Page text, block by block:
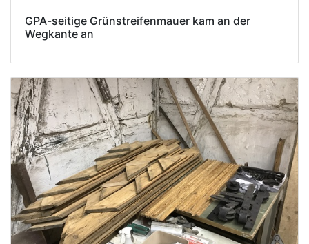
GPA-seitige Grünstreifenmauer kam an der
Wegkante an